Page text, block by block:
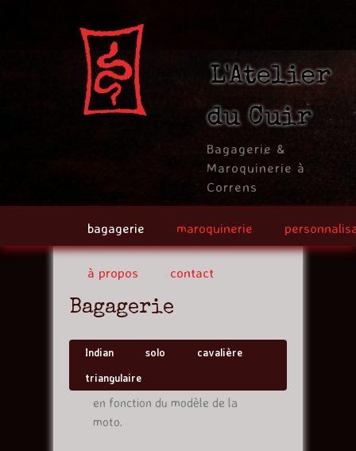
L'Atelier
du Cuir
Bagagerie &
Maroquinerie à
Correns
bagagerie maroquinerie
à propos contact
Bagagerie
Indian solo
cavalière
triangulaire
Mes réalisations sont fabriquées
en fonction du modèle de la
moto.